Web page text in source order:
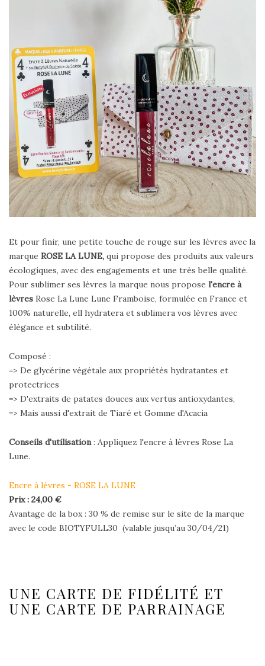
Et pour finir, une petite touche de rouge sur les lèvres avec la
marque ROSE LA LUNE, qui propose des produits aux valeurs
écologiques, avec des engagements et une très belle qualité.
Pour sublimer ses lèvres la marque nous propose l'encre à
lèvres Rose La Lune Lune Framboise, formulée en France et
100% naturelle, ell hydratera et sublimera vos lèvres avec
élégance et subtilité.
Composé :
=> De glycérine végétale aux propriétés hydratantes et
protectrices
=> D'extraits de patates douces aux vertus antioxydantes,
=> Mais aussi d'extrait de Tiaré et Gomme d'Acacia
Conseils d'utilisation: Appliquez l'encre à lèvres Rose La
Lune.
Encre à lèvres - ROSE LA LUNE
Prix : 24,00 €
Avantage de la box : 30 % de remise sur le site de la marque
avec le code BIOTYFULL30 (valable jusqu’au 30/04/21)
UNE CARTE DE FIDÉLITÉ ET
UNE CARTE DE PARRAINAGE